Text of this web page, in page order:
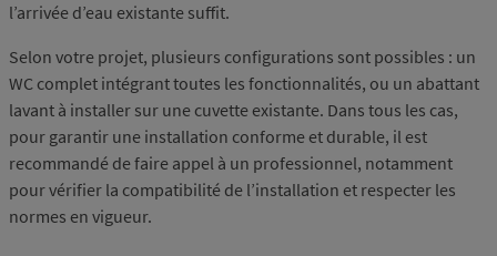
l’arrivée d’eau existante suffit.
Selon votre projet, plusieurs configurations sont possibles : un
WC complet intégrant toutes les fonctionnalités, ou un abattant
lavant à installer sur une cuvette existante. Dans tous les cas,
pour garantir une installation conforme et durable, il est
recommandé de faire appel à un professionnel, notamment
pour vérifier la compatibilité de l’installation et respecter les
normes en vigueur.